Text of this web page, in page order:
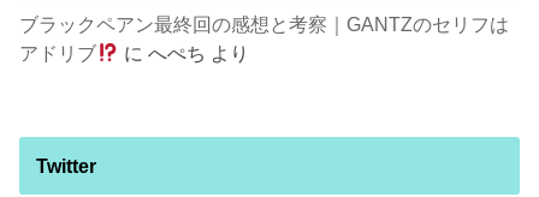
ブラックペアン最終回の感想と考察｜GANTZのセリフは
アドリブ
にへぺち より
Twitter